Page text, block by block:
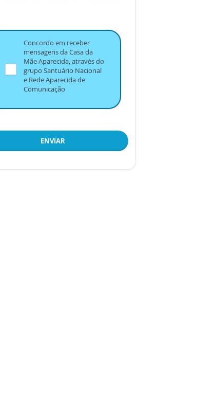
Concordo em receber
mensagens da Casa da
Mãe Aparecida, através do
grupo Santuário Nacional
e Rede Aparecida de
Comunicação
ENVIAR